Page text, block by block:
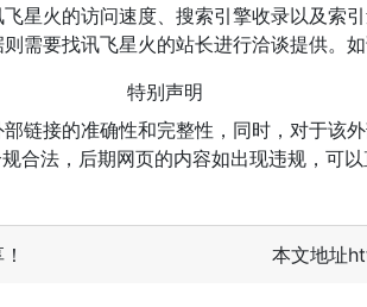
星火的访问速度、搜索引擎收录以及索
需要找讯飞星火的站长进行洽谈提供。
特别声明
链接的准确性和完整性，同时，对于该
合法，后期网页的内容如出现违规，可
本文地址